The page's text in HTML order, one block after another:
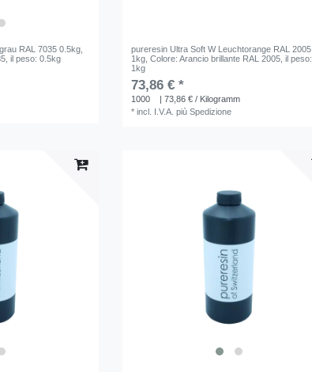
RAL 7035 0.5kg
, il peso: 0.5kg
pureresin Ultra Soft W Leuchtorange RAL 2005
1kg , Colore: Arancio brillante RAL 2005 , il peso:
1kg
73,86 € *
1000
| 73,86 € / Kilogramm
*incl. I.V.A. piùSpedizione